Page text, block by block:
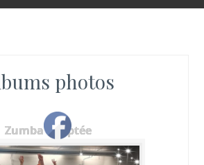
photos
Zumba adaptée